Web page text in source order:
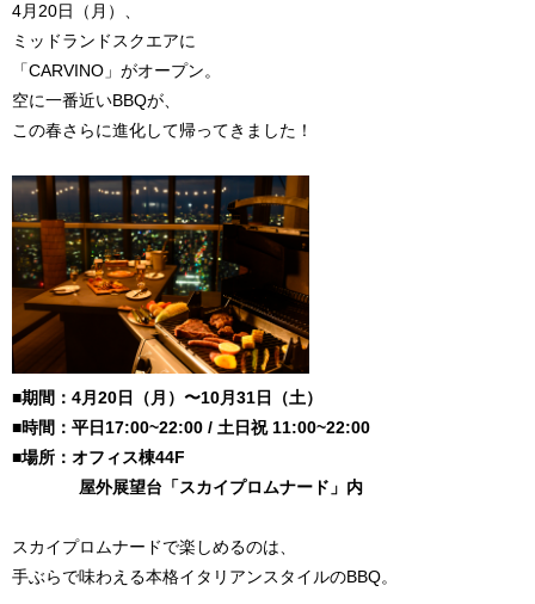
4月20日（月）、
ミッドランドスクエアに
「CARVINO」がオープン。
空に一番近いBBQが、
この春さらに進化して帰ってきました！
■期間：4月20日（月）〜10月31日（土）
■時間：平日17:00~22:00 / 土日祝 11:00~22:00
■場所：オフィス棟44F
屋外展望台「スカイプロムナード」内
スカイプロムナードで楽しめるのは、
手ぶらで味わえる本格イタリアンスタイルのBBQ。